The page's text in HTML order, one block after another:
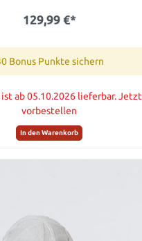
129,99 €*
Bonus Punkte sichern
ab 05.10.2026 lieferbar. Jetzt
vorbestellen
In den Warenkorb